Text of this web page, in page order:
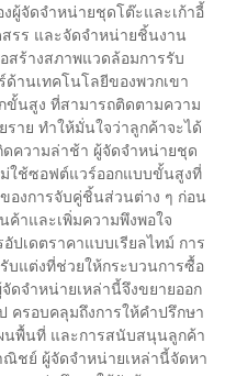
ผู้จัดจำหน่ายชุดโต๊ะและเก้าอี้
รร และจัดจำหน่ายชิ้นงาน
สร้างสภาพแวดล้อมการรับ
านเทคโนโลยีของพวกเขา
ขั้นสูง ที่สามารถติดตามความ
าย ทำให้มั่นใจว่าลูกค้าจะได้
ดความล่าช้า ผู้จัดจำหน่ายชุด
ใช้ซอฟต์แวร์ออกแบบขั้นสูงที่
องการจับคู่ชิ้นส่วนต่าง ๆ ก่อน
าและเพิ่มความพึงพอใจ
ปเดตราคาแบบเรียลไทม์ การ
บแต่งที่ช่วยให้กระบวนการซื้อ
ดจำหน่ายเหล่านี้จึงขยายออก
ครอบคลุมถึงการให้คำปรึกษา
นพื้นที่ และการสนับสนุนลูกค้า
ณิชย์ ผู้จัดจำหน่ายเหล่านี้จัดหา